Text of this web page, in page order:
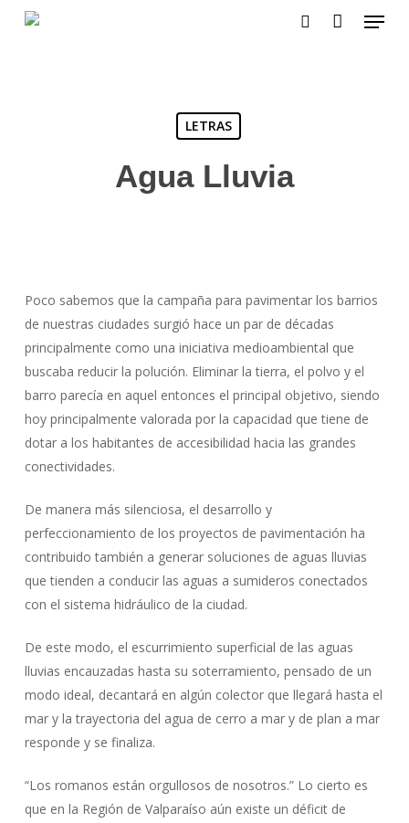
Menu
LETRAS
Agua Lluvia
Poco sabemos que la campaña para pavimentar los barrios
de nuestras ciudades surgió hace un par de décadas
principalmente como una iniciativa medioambiental que
buscaba reducir la polución. Eliminar la tierra, el polvo y el
barro parecía en aquel entonces el principal objetivo, siendo
hoy principalmente valorada por la capacidad que tiene de
dotar a los habitantes de accesibilidad hacia las grandes
conectividades.
De manera más silenciosa, el desarrollo y
perfeccionamiento de los proyectos de pavimentación ha
contribuido también a generar soluciones de aguas lluvias
que tienden a conducir las aguas a sumideros conectados
con el sistema hidráulico de la ciudad.
De este modo, el escurrimiento superficial de las aguas
lluvias encauzadas hasta su soterramiento, pensado de un
modo ideal, decantará en algún colector que llegará hasta el
mar y la trayectoria del agua de cerro a mar y de plan a mar
responde y se finaliza.
“Los romanos están orgullosos de nosotros.” Lo cierto es
que en la Región de Valparaíso aún existe un déficit de